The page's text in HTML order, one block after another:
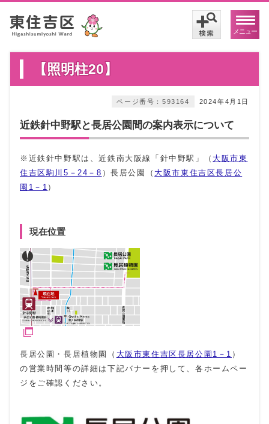
メニュー
【照明柱20】
2024年4月1日
ページ番号：593164
近鉄針中野駅と長居公園間の案内表示について
※近鉄針中野駅は、近鉄南大阪線「針中野駅」（ 大阪市東
住吉区駒川5－24－8 ）長居公園（ 大阪市東住吉区長居公
園1－1 ）
現在位置
長居公園・長居植物園（ 大阪市東住吉区長居公園1－1 ）
の営業時間等の詳細は下記バナーを押して、各ホームペー
ジをご確認ください。